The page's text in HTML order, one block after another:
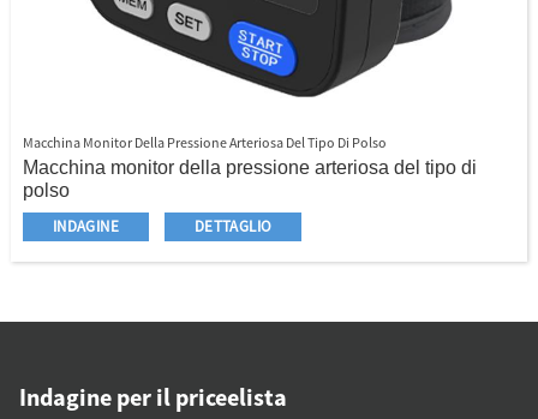
Macchina Monitor Della Pressione Arteriosa Del Tipo Di Polso
Macchina monitor della pressione arteriosa del tipo di
polso
Completamente automatico e facile da usare
Tipo di polso portatile
Dimensione LCD extra grande
Funzione anno/mese/data/ora
INDAGINE DETTAGLIO
Indagine per il priceelista